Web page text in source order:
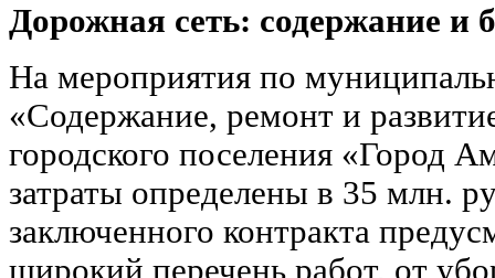
Дорожная сеть: содержание и
На мероприятия по
«Содержание, ремонт и
городского поселения «Город
затраты определены в 35 млн.
заключенного контракта
широкий перечень работ, от